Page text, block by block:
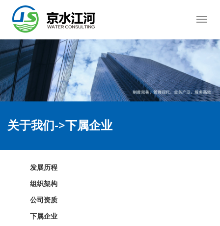
关于我们->下属企业
发展历程
组织架构
公司资质
下属企业